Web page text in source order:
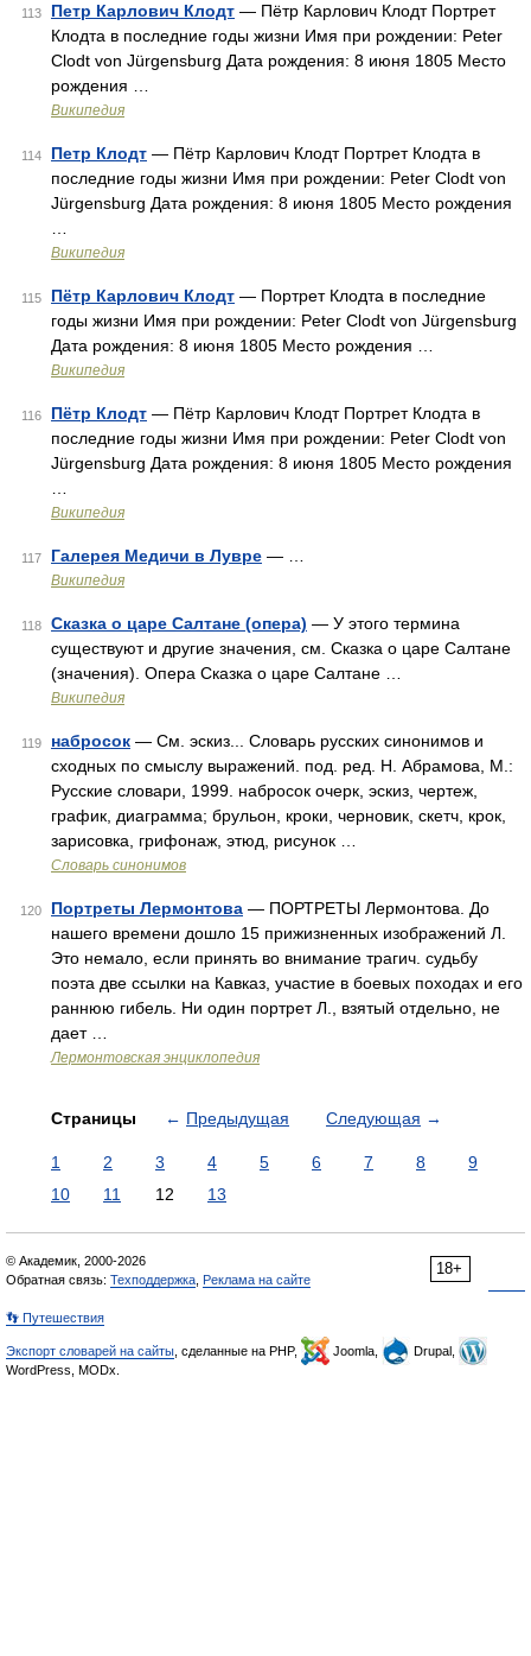
113 Петр Карлович Клодт — Пётр Карлович Клодт Портрет
Клодта в последние годы жизни Имя при рождении: Peter
Clodt von Jürgensburg Дата рождения: 8 июня 1805 Место
рождения …
Википедия
114 Петр Клодт — Пётр Карлович Клодт Портрет Клодта в
последние годы жизни Имя при рождении: Peter Clodt von
Jürgensburg Дата рождения: 8 июня 1805 Место рождения
Википедия
115 Пётр Карлович Клодт — Портрет Клодта в последние
годы жизни Имя при рождении: Peter Clodt von Jürgensburg
Дата рождения: 8 июня 1805 Место рождения …
Википедия
116 Пётр Клодт — Пётр Карлович Клодт Портрет Клодта в
последние годы жизни Имя при рождении: Peter Clodt von
Jürgensburg Дата рождения: 8 июня 1805 Место рождения
Википедия
117 Галерея Медичи в Лувре — …
Википедия
118 Сказка о царе Салтане (опера) — У этого термина
существуют и другие значения, см. Сказка о царе Салтане
(значения). Опера Сказка о царе Салтане …
Википедия
119 набросок — См. эскиз... Словарь русских синонимов и
сходных по смыслу выражений. под. ред. Н. Абрамова, М.:
Русские словари, 1999. набросок очерк, эскиз, чертеж,
график, диаграмма; брульон, кроки, черновик, скетч, крок,
зарисовка, грифонаж, этюд, рисунок …
Словарь синонимов
120 Портреты Лермонтова — ПОРТРЕТЫ Лермонтова. До
нашего времени дошло 15 прижизненных изображений Л.
Это немало, если принять во внимание трагич. судьбу
поэта две ссылки на Кавказ, участие в боевых походах и его
раннюю гибель. Ни один портрет Л., взятый отдельно, не
дает …
Лермонтовская энциклопедия
Страницы ← Предыдущая Следующая →
1 2 3 4 5 6 7 8
9
10
11 12 13
18+
© Академик, 2000-2026
Обратная связь: Техподдержка Реклама на сайте
👣 Путешествия
Экспорт словарей на сайты , сделанные на PHP, Joomla,
Drupal,
WordPress, MODx.